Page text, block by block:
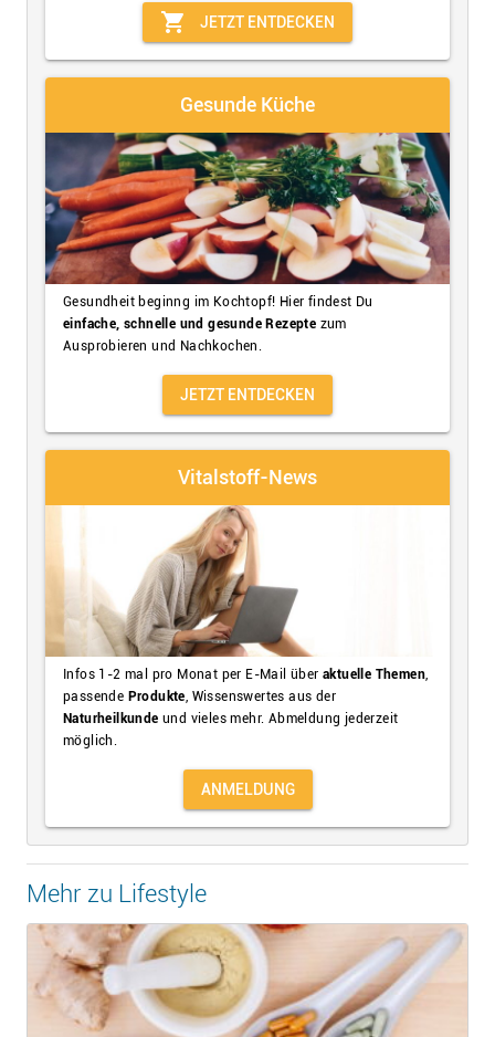
shopping_cart JETZT ENTDECKEN
Gesunde Küche
Gesundheit beginng im Kochtopf! Hier findest Du
einfache, schnelle und gesunde Rezepte zum
Ausprobieren und Nachkochen.
JETZT ENTDECKEN
Vitalstoff-News
Infos 1-2 mal pro Monat per E-Mail über aktuelle Themen,
passende Produkte, Wissenswertes aus der
Naturheilkunde und vieles mehr. Abmeldung jederzeit
möglich.
ANMELDUNG
Mehr zu Lifestyle